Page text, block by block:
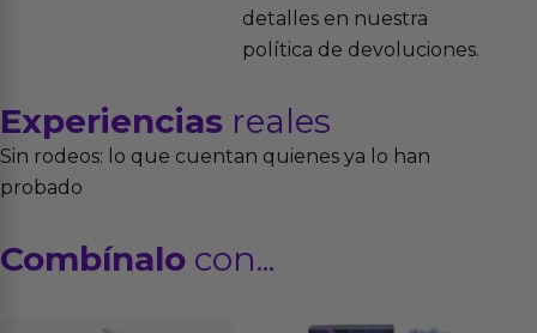
detalles en nuestra
política de devoluciones.
Experiencias reales
Sin rodeos: lo que cuentan quienes ya lo han
probado
Combínalo con...